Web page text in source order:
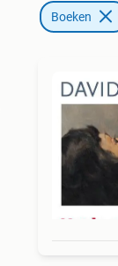
Boeken